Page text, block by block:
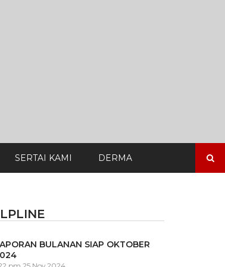
SERTAI KAMI DERMA
for:
BULANAN SIAP OKTOBER